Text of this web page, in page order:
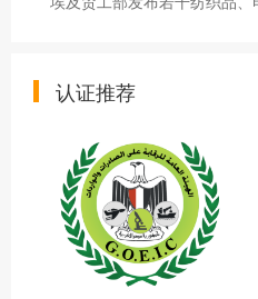
认证推荐